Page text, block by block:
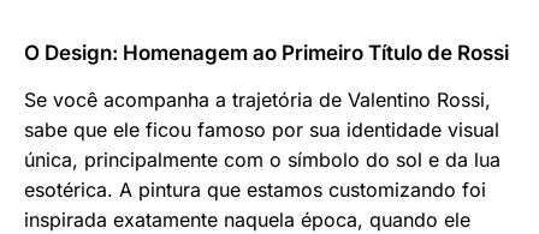
O Design: Homenagem ao Primeiro Título de Rossi
Se você acompanha a trajetória de Valentino Rossi,
sabe que ele ficou famoso por sua identidade visual
única, principalmente com o símbolo do sol e da lua
esotérica. A pintura que estamos customizando foi
inspirada exatamente naquela época, quando ele